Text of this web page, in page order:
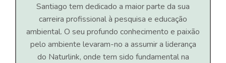
Santiago tem dedicado a maior parte da sua
carreira profissional à pesquisa e educação
ambiental. O seu profundo conhecimento e paixão
pelo ambiente levaram-no a assumir a liderança
do Naturlink, onde tem sido fundamental na